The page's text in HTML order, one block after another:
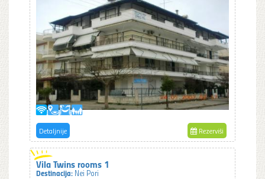
Detaljnije Rezerviši
Vila Twins rooms 1
Destinacija: Nei Pori